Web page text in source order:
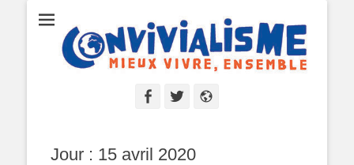
Convivialisme
Mieux vivre, ensemble
Facebook
Twitter
Jour : 15 avril 2020